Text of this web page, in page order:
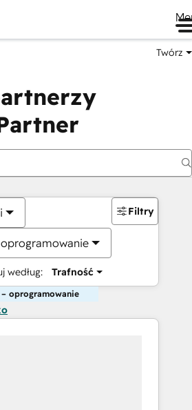
Twórz
według: Trafność
Filtry
– oprogramowanie